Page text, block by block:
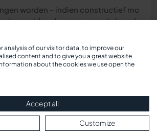
worden - indien constructief
gelden de gegevens uit de
optreden
analysis of our visitor data, to improve our
content and to give you a great website
about the cookies we use open the
Accept all
Customize